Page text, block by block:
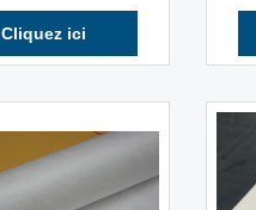
Cliquez ici